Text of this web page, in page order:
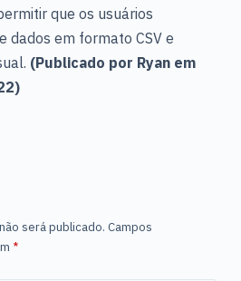
que os usuários
dados em formato CSV e
(Publicado por Ryan em
será publicado. Campos
*